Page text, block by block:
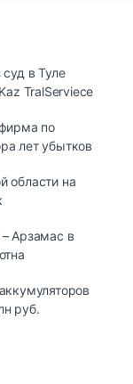
в Туле
TralServiece
по
лет убытков
области на
Арзамас в
руб.